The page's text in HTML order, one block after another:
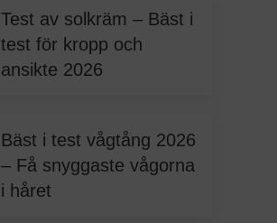
Test av solkräm – Bäst i
test för kropp och
ansikte 2026
Bäst i test vågtång 2026
– Få snyggaste vågorna
i håret